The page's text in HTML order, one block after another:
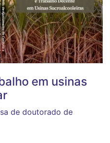
em usinas
de doutorado de